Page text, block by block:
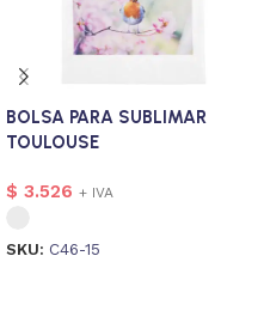
BOLSA PARA SUBLIMAR
TOULOUSE
$ 3.526 + IVA
SKU: C46-15